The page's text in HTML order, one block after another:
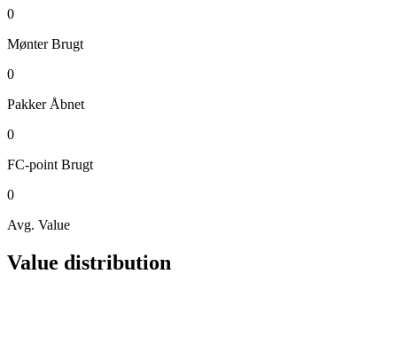
0
Mønter Brugt
0
Pakker Åbnet
0
FC-point Brugt
0
Avg. Value
Value distribution